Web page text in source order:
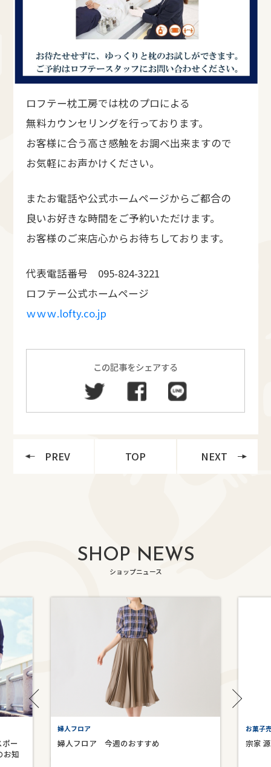
ロフテー枕工房では枕のプロによる
無料カウンセリングを行っております。
お客様に合う高さ感触をお調べ出来ますので
お気軽にお声かけください。
またお電話や公式ホームページからご都合の
良いお好きな時間をご予約いただけます。
お客様のご来店心からお待ちしております。
代表電話番号 095-824-3221
ロフテー公式ホームページ
ｗｗｗ.lofty.co.jp
この記事をシェアする
PREV TOP NEXT
SHOP NEWS
ショップニュース
ー
お知
婦人フロア
婦人フロア 今週のおすすめ
お菓子
宗家